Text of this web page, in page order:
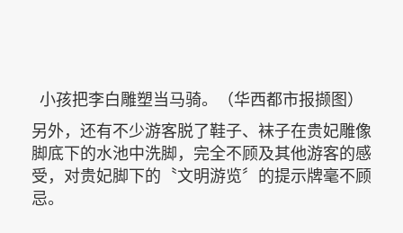
小孩把李白雕塑当马骑。（华西都市报撷图）
另外，还有不少游客脱了鞋子、袜子在贵妃雕像
脚底下的水池中洗脚，完全不顾及其他游客的感
受，对贵妃脚下的〝文明游览〞的提示牌毫不顾
忌。